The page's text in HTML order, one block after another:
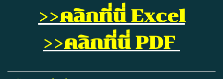
>>คลิกที่นี่ Excel
>>คลิกที่นี่ PDF